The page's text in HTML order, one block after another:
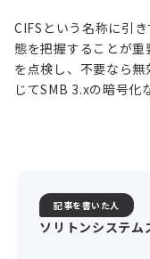
CIFSという名称に引
態を把握することが
を点検し、不要なら
じてSMB 3.xの暗号化
記事を書いた人
ソリトンシステム